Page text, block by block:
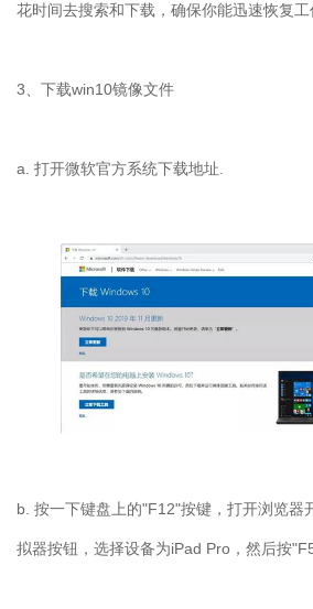
花时间去搜索和下载，确保你能迅速恢复工
3、下载win10镜像文件
a. 打开微软官方系统下载地址.
b. 按一下键盘上的"F12"按键，打开浏览器
拟器按钮，选择设备为iPad Pro，然后按